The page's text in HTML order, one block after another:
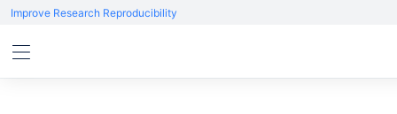
Improve Research Reproducibility